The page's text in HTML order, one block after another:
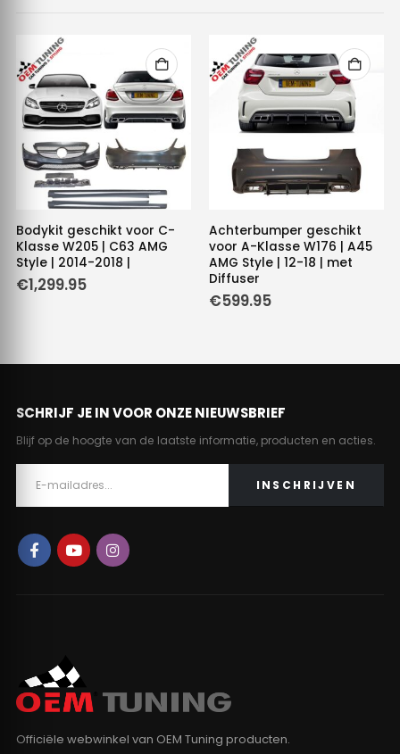
Bodykit geschikt voor C-
Klasse W205 | C63 AMG
Style | 2014-2018 |
€1,299.95
Achterbumper geschikt
voor A-Klasse W176 | A45
AMG Style | 12-18 | met
Diffuser
€599.95
SCHRIJF JE IN VOOR ONZE NIEUWSBRIEF
Blijf op de hoogte van de laatste informatie, producten en acties.
Officiële webwinkel van OEM Tuning producten.